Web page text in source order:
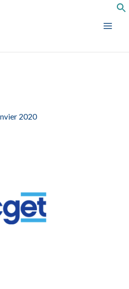
2020